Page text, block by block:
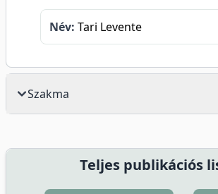
Név: Tari Levente
Szakma
Teljes publikációs